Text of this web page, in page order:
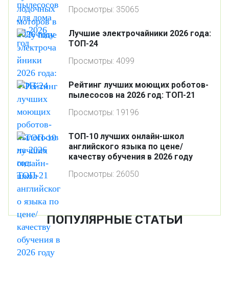
Просмотры: 35065
Лучшие электрочайники 2026 года:
ТОП-24
Просмотры: 4099
Рейтинг лучших моющих роботов-
пылесосов на 2026 год: ТОП-21
Просмотры: 19196
ТОП-10 лучших онлайн-школ
английского языка по цене/
качеству обучения в 2026 году
Просмотры: 26050
ПОПУЛЯРНЫЕ СТАТЬИ